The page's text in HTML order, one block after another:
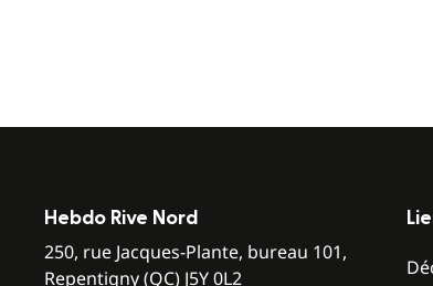
Hebdo Rive Nord
250, rue Jacques-Plante, bureau 101,
Repentigny (QC) J5Y 0L2